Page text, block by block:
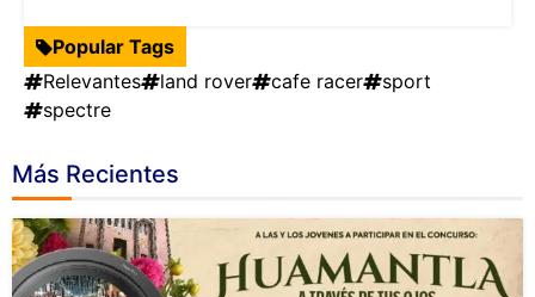
Popular Tags
Relevantes
land rover cafe racer
sport
spectre
Más Recientes